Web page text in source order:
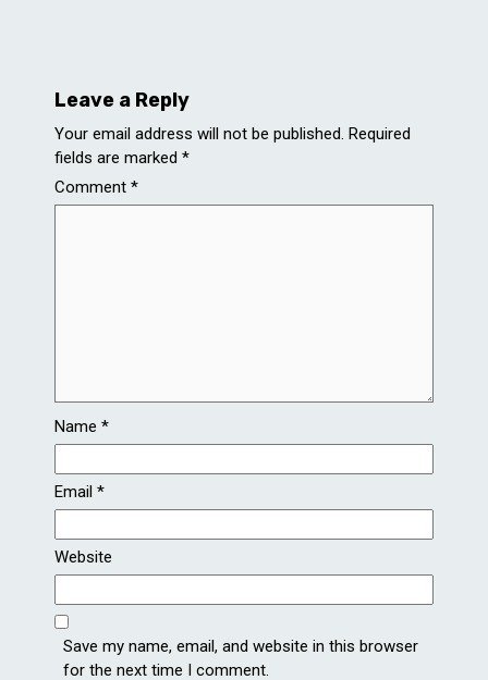
Leave a Reply
Your email address will not be published. Required
fields are marked *
Comment *
Name *
Email *
Website
Save my name, email, and website in this browser
for the next time I comment.